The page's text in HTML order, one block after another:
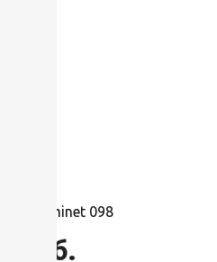
Prominet 098
руб.